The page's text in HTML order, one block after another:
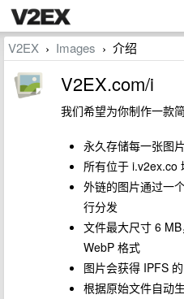
V2EX › Images › 介绍
V2EX.com/i
我们希望为你制作一款
永久存储每一张图
所有位于 i.v2ex.co
外链的图片通过一
行分发
文件最大尺寸 6 MB
WebP 格式
图片会获得 IPFS
根据原始文件自动